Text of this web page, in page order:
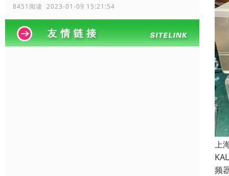
8451阅读 2023-01-09 15:21:54
上
频